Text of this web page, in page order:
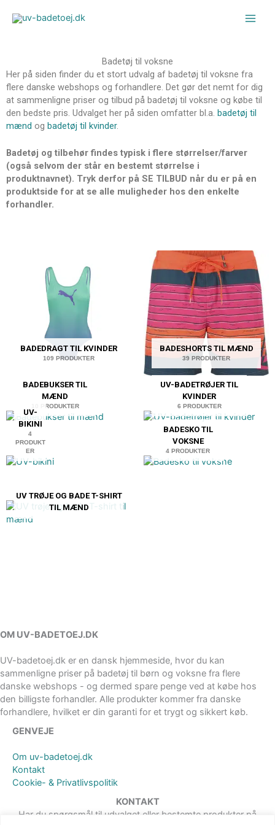
Badetøj til voksne
Her på siden finder du et stort udvalg af badetøj til voksne fra
flere danske webshops og forhandlere. Det gør det nemt for dig
at sammenligne priser og tilbud på badetøj til voksne og købe til
den bedste pris. Udvalget her på siden omfatter bl.a. badetøj til
mænd og badetøj til kvinder.
Badetøj og tilbehør findes typisk i flere størrelser/farver
(også selvom der står en bestemt størrelse i
produktnavnet). Tryk derfor på SE TILBUD når du er på en
produktside for at se alle muligheder hos den enkelte
forhandler.
BADEDRAGT TIL KVINDER
109 PRODUKTER
BADESHORTS TIL MÆND
39 PRODUKTER
BADEBUKSER TIL
MÆND
10 PRODUKTER
UV-BADETRØJER TIL
KVINDER
6 PRODUKTER
UV-
BIKINI
4
PRODUKT
ER
BADESKO TIL
VOKSNE
4 PRODUKTER
UV TRØJE OG BADE T-SHIRT
TIL MÆND
OM UV-BADETOEJ.DK
UV-badetoej.dk er en dansk hjemmeside, hvor du kan
sammenligne priser på badetøj til børn og voksne fra flere
danske webshops - og dermed spare penge ved at købe hos
den billigste forhandler. Alle produkter kommer fra danske
forhandlere, hvilket er din garanti for et trygt og sikkert køb.
GENVEJE
Om uv-badetoej.dk
Kontakt
Cookie- & Privatlivspolitik
KONTAKT
Har du spørgsmål til udvalget eller bestemte produkter på